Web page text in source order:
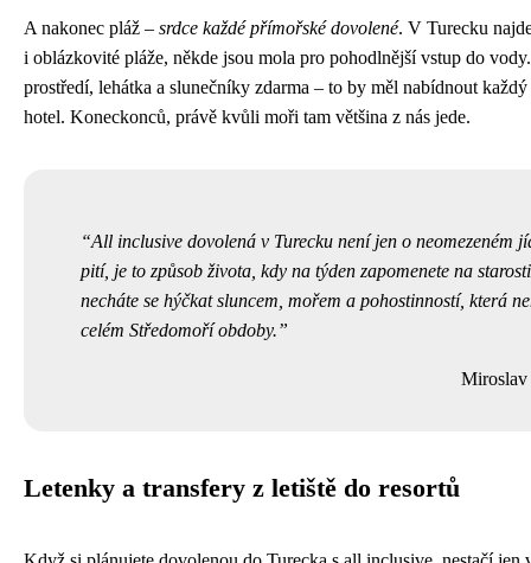
A nakonec pláž – srdce každé přímořské dovolené. V Turecku
i oblázkovité pláže, někde jsou mola pro pohodlnější vstup do
prostředí, lehátka a slunečníky zdarma – to by měl nabídnout
hotel. Koneckonců, právě kvůli moři tam většina z nás jede.
All inclusive dovolená v Turecku není jen o neomezeném
pití, je to způsob života, kdy na týden zapomenete na
necháte se hýčkat sluncem, mořem a pohostinností, která
celém Středomoří obdoby.
Miroslav
Letenky a transfery z letiště do resortů